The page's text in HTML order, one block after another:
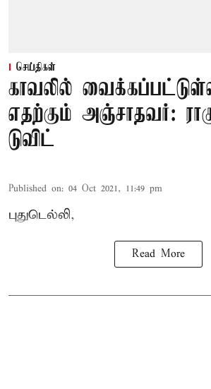
செய்திகள்
காவலில்
எதற்கும் அஞ்சாதவர்:
டுவிட்
Published on: 04 Oct 2021, 11:49 pm
புதுடெல்லி,
Read More